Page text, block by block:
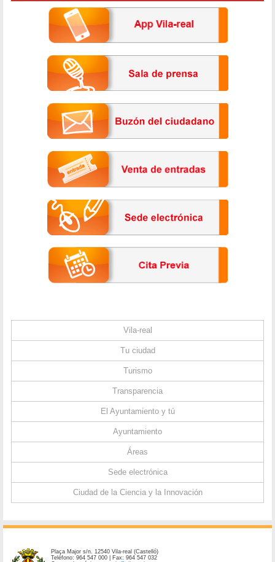
Vila-real
Tu ciudad
Turismo
Transparencia
El Ayuntamiento y tú
Ayuntamiento
Áreas
Sede electrónica
Ciudad de la Ciencia y la Innovación
Plaça Major s/n. 12540 Vila-real (Castelló)
Teléfono: 964 547 000 | Fax: 964 547 032